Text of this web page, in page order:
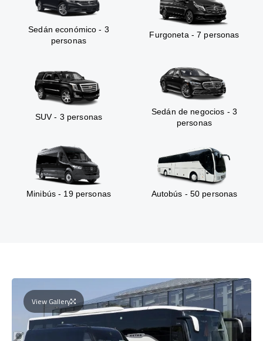
Sedán económico - 3
personas
Furgoneta - 7 personas
SUV - 3 personas
Sedán de negocios - 3
personas
Minibús - 19 personas Autobús - 50 personas
View Gallery